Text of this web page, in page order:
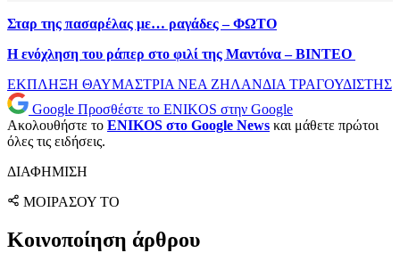
Σταρ της πασαρέλας με… ραγάδες – ΦΩΤΟ
Η ενόχληση του ράπερ στο φιλί της Μαντόνα – ΒΙΝΤΕΟ
ΕΚΠΛΗΞΗ ΘΑΥΜΑΣΤΡΙΑ ΝΕΑ ΖΗΛΑΝΔΙΑ ΤΡΑΓΟΥΔΙΣΤΗΣ
Google Προσθέστε το ENIKOS στην Google
Ακολουθήστε το ENIKOS στο Google News και μάθετε πρώτοι
όλες τις ειδήσεις.
ΔΙΑΦΗΜΙΣΗ
ΜΟΙΡΑΣΟΥ ΤΟ
Κοινοποίηση άρθρου